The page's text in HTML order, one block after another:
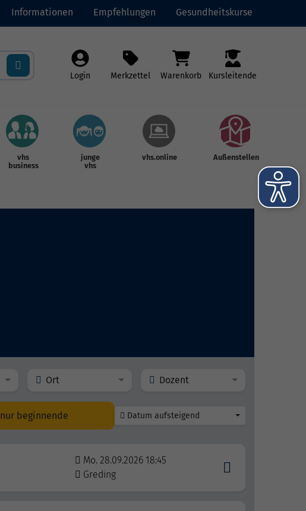
Informationen Empfehlungen Gesundheitskurse
Login Merkzettel Warenkorb Kursleitende
vhs
business
junge
vhs
vhs.online Außenstellen
Ort Dozent
nur beginnende Datum aufsteigend
Mo. 28.09.2026 18:45
Greding